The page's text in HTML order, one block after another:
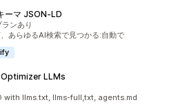
ーマ JSON‑LD
件
ンあり
あらゆるAI検索で見つかる:自動で
Optimizer LLMs
件
with llms.txt, llms-full,txt, agents.md